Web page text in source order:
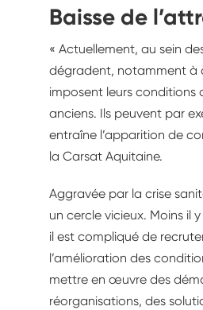
Baisse de
« Actuellement, au sein
dégradent, notamment à
imposent leurs conditions
anciens. Ils peuvent par
entraîne l’apparition de
la Carsat Aquitaine.
Aggravée par la crise
un cercle vicieux. Moins il
il est compliqué de
l’amélioration des
mettre en œuvre des
réorganisations, des